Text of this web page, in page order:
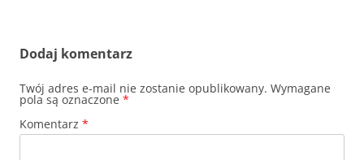
Dodaj komentarz
Twój adres e-mail nie zostanie opublikowany. Wymagane
pola są oznaczone *
Komentarz *